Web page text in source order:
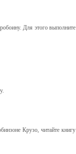
Для этого выполните
Крузо, читайте книгу